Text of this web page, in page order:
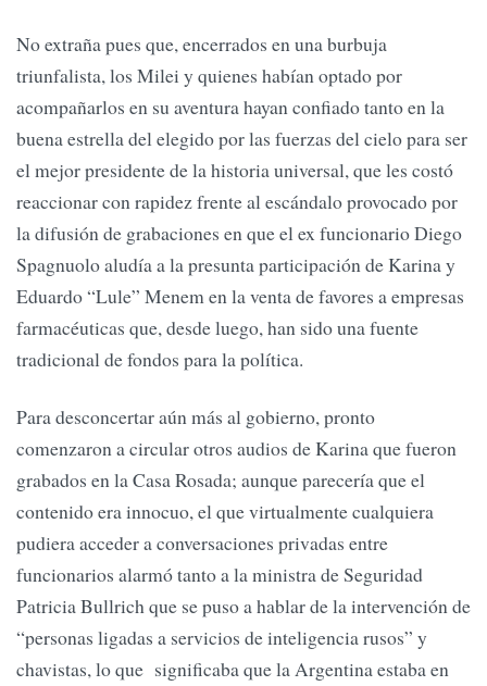
No extraña pues que, encerrados en una burbuja
triunfalista, los Milei y quienes habían optado por
acompañarlos en su aventura hayan confiado tanto en la
buena estrella del elegido por las fuerzas del cielo para ser
el mejor presidente de la historia universal, que les costó
reaccionar con rapidez frente al escándalo provocado por
la difusión de grabaciones en que el ex funcionario Diego
Spagnuolo aludía a la presunta participación de Karina y
Eduardo “Lule” Menem en la venta de favores a empresas
farmacéuticas que, desde luego, han sido una fuente
tradicional de fondos para la política.
Para desconcertar aún más al gobierno, pronto
comenzaron a circular otros audios de Karina que fueron
grabados en la Casa Rosada; aunque parecería que el
contenido era innocuo, el que virtualmente cualquiera
pudiera acceder a conversaciones privadas entre
funcionarios alarmó tanto a la ministra de Seguridad
Patricia Bullrich que se puso a hablar de la intervención de
“personas ligadas a servicios de inteligencia rusos” y
chavistas, lo que significaba que la Argentina estaba en